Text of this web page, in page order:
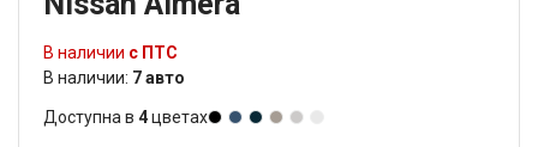
В наличии с ПТС
В наличии: 7 авто
Доступна в 4цветах